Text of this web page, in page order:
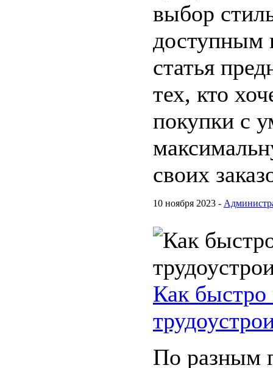
выбор
доступным
статья
тех, кто
покупки с
своих
10 ноября 2023 -
Как быстро
По разным